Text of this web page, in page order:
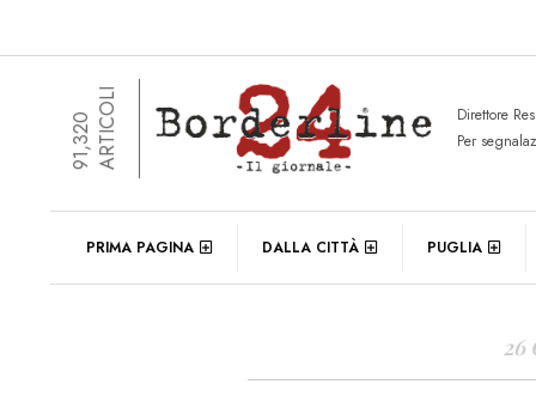
91,320ARTICOLI
Direttore
Per
PRIMA PAGINA DALLA CITTÀ PUGLIA
26